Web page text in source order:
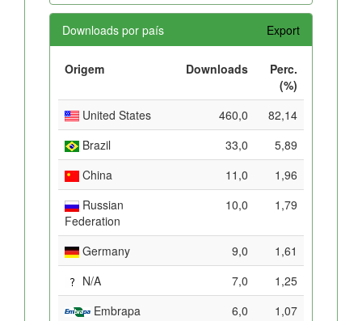
Downloads por país Export
Origem Downloads
Perc.
(%)
United States
460,0
82,14
Brazil
33,0
5,89
China
11,0
1,96
Russian
Federation
10,0 1,79
Germany 9,0
1,61
N/A
7,0
1,25
Embrapa
6,0
1,07